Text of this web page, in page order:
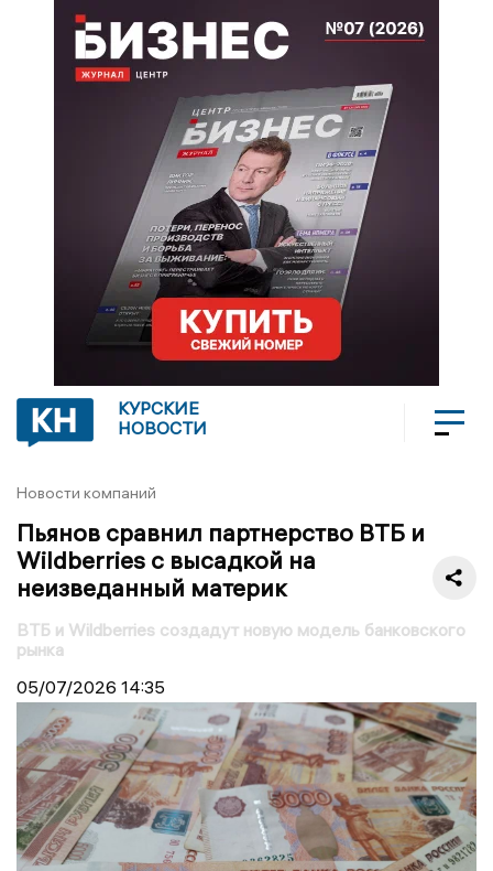
КУРСКИЕ
НОВОСТИ
Новости компаний
Пьянов сравнил партнерство ВТБ и
Wildberries с высадкой на
неизведанный материк
ВТБ и Wildberries создадут новую модель банковского
рынка
05/07/2026 14:35